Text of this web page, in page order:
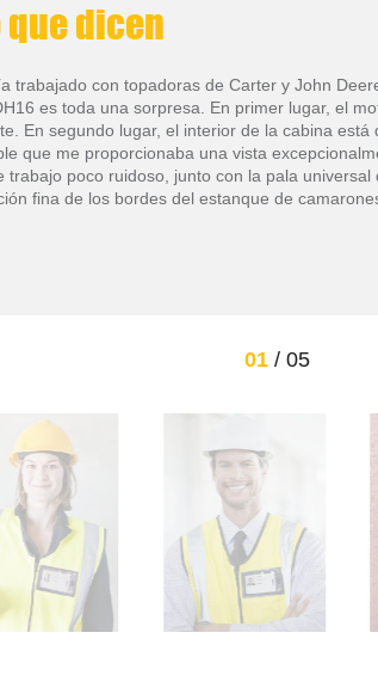
que dicen
trabajado con topadoras de Carter y John
es toda una sorpresa. En primer lugar, el
En segundo lugar, el interior de la cabina está
que me proporcionaba una vista
trabajo poco ruidoso, junto con la pala universal
fina de los bordes del estanque de
01 /05